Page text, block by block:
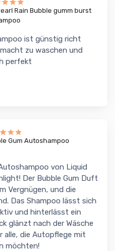
Rain Bubble gumm burst
ist günstig richt
zu waschen und
perfekt
Gum Autoshampoo
von Liquid
Der Bubble Gum Duft
Vergnügen, und die
Das Shampoo lässt sich
und hinterlässt ein
glänzt nach der Wäsche
die Autopflege mit
möchten!